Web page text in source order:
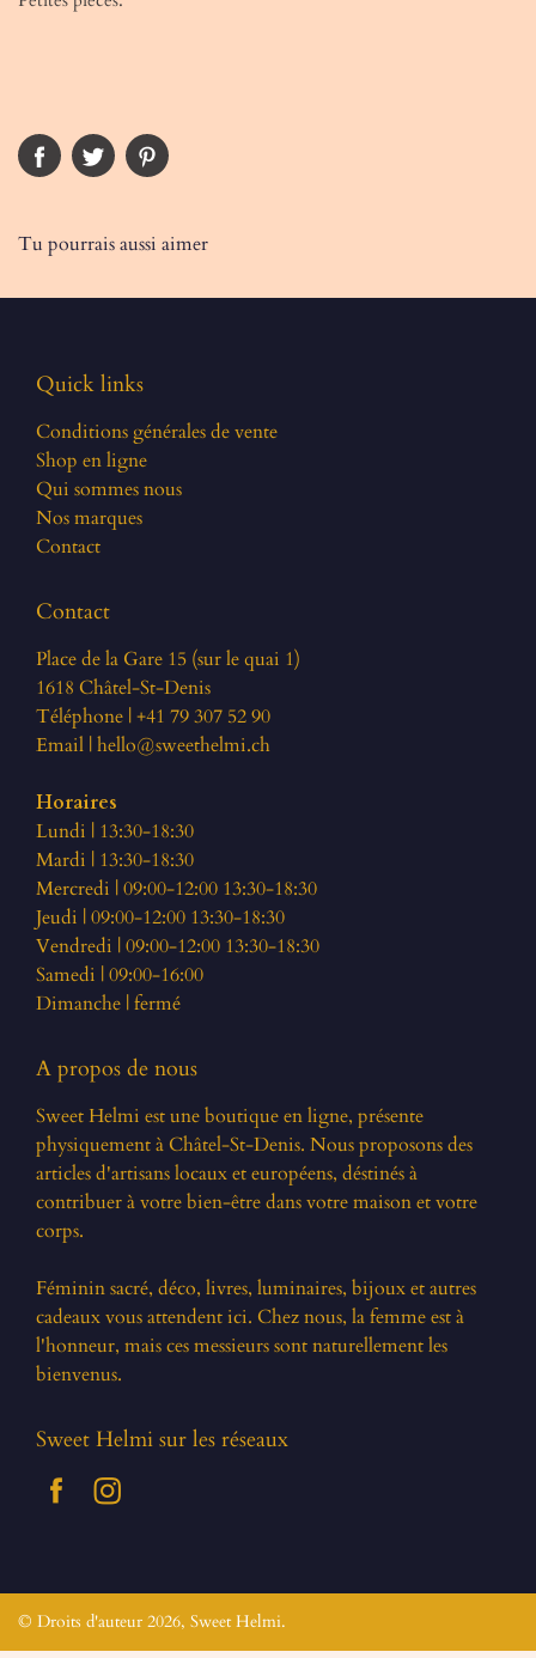
Tu pourrais aussi aimer
Quick links
Conditions générales de vente
Shop en ligne
Qui sommes nous
Nos marques
Contact
Contact
Place de la Gare 15 (sur le quai 1)
1618 Châtel-St-Denis
Téléphone | +41 79 307 52 90
Email |hello@sweethelmi.ch
Horaires
Lundi | 13:30-18:30
Mardi | 13:30-18:30
Mercredi | 09:00-12:00 13:30-18:30
Jeudi | 09:00-12:00 13:30-18:30
Vendredi | 09:00-12:00 13:30-18:30
Samedi | 09:00-16:00
Dimanche | fermé
A propos de nous
Sweet Helmi est une boutique en ligne, présente
physiquement à Châtel-St-Denis. Nous proposons des
articles d'artisans locaux et européens, déstinés à
contribuer à votre bien-être dans votre maison et votre
corps.
Féminin sacré, déco, livres, luminaires, bijoux et autres
cadeaux vous attendent ici. Chez nous, la femme est à
l'honneur, mais ces messieurs sont naturellement les
bienvenus.
Sweet Helmi sur les réseaux
© Droits d'auteur 2026, Sweet Helmi.